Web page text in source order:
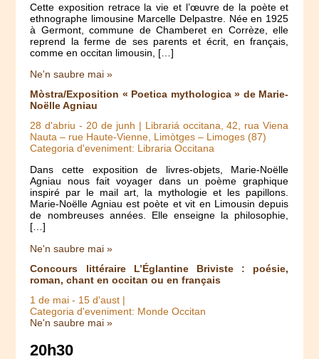
Cette exposition retrace la vie et l’œuvre de la poète et
ethnographe limousine Marcelle Delpastre. Née en 1925
à Germont, commune de Chamberet en Corrèze, elle
reprend la ferme de ses parents et écrit, en français,
comme en occitan limousin, […]
Ne'n saubre mai »
Mòstra/Exposition « Poetica mythologica » de Marie-
Noëlle Agniau
28 d'abriu - 20 de junh | Librariá occitana, 42, rua Viena
Nauta – rue Haute-Vienne, Limòtges – Limoges (87)
Categoria d'eveniment: Libraria Occitana
Dans cette exposition de livres-objets, Marie-Noëlle
Agniau nous fait voyager dans un poème graphique
inspiré par le mail art, la mythologie et les papillons.
Marie-Noëlle Agniau est poète et vit en Limousin depuis
de nombreuses années. Elle enseigne la philosophie,
[…]
Ne'n saubre mai »
Concours littéraire L’Églantine Briviste : poésie,
roman, chant en occitan ou en français
1 de mai - 15 d'aust |
Categoria d'eveniment: Monde Occitan
Ne'n saubre mai »
20h30